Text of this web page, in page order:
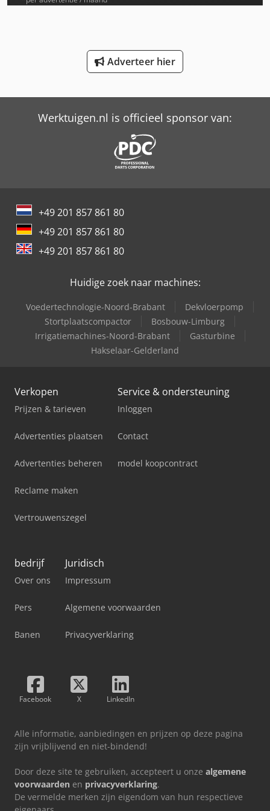
International 433
International 533
International 553
International 654
Job-Mann 200-35
New Holland-Kobelco
Adverteer hier
Werktuigen.nl is officieel sponsor van:
+49 201 857 861 80
+49 201 857 861 80
+49 201 857 861 80
Huidige zoek naar machines:
Voedertechnologie-Noord-Brabant
Dekvloerpomp
Stortplaatscompactor
Bosbouw-Limburg
Irrigatiemachines-Noord-Brabant
Gasturbine
Hakselaar-Gelderland
Verkopen
Prijzen & tarieven
Advertenties plaatsen
Advertenties beheren
Reclame maken
Vertrouwenszegel
Service & ondersteuning
Inloggen
Contact
model koopcontract
bedrijf
Over ons
Pers
Banen
Juridisch
Impressum
Algemene voorwaarden
Privacyverklaring
Facebook X LinkedIn
Alle informatie, aanbiedingen en prijzen op deze pagina
zijn vrijblijvend en niet-bindend!
Door deze site te gebruiken, accepteert u onze algemene
voorwaarden en privacyverklaring.
De vermelde merken zijn eigendom van hun respectieve